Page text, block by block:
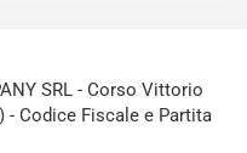
SRL - Corso Vittorio
- Codice Fiscale e Partita